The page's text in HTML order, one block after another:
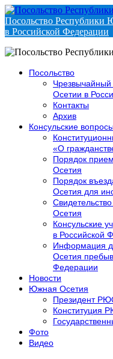
Посольство Республики
в Российской Федерации
Посольство
Осетии в
Контакты
Архив
Консульские
«О
Порядок
Осетия
Порядок
Осетия для
Осетия
Консульские
в Российской
Информация
Осетия
Федерации
Новости
Южная Осетия
Президент
Конституция
Фото
Видео